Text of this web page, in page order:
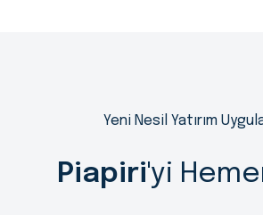
Yeni Nesil Yatırım
Piapiri'yi